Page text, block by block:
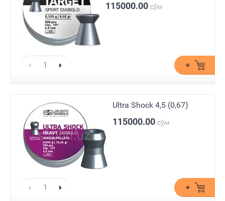
115000.00 сўм
Ultra Shock 4,5 (0,67)
115000.00 сўм